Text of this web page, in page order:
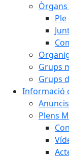
Grups
Grups
Informació
Plens